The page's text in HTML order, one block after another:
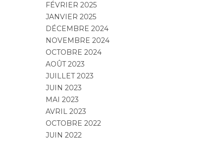
FÉVRIER 2025
JANVIER 2025
DÉCEMBRE 2024
NOVEMBRE 2024
OCTOBRE 2024
AOÛT 2023
JUILLET 2023
JUIN 2023
MAI 2023
AVRIL 2023
OCTOBRE 2022
JUIN 2022